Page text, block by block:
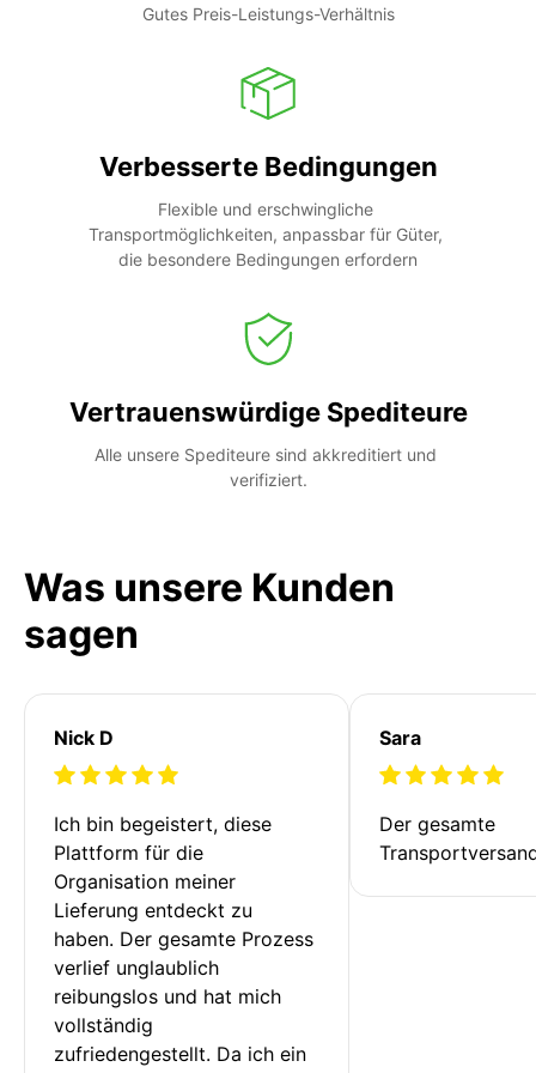
Gutes Preis-Leistungs-Verhältnis
Verbesserte Bedingungen
Flexible und erschwingliche
Transportmöglichkeiten, anpassbar für Güter,
die besondere Bedingungen erfordern
Vertrauenswürdige Spediteure
Alle unsere Spediteure sind akkreditiert und
verifiziert.
Was unsere Kunden
sagen
Nick D
Ich bin begeistert, diese
Plattform für die
Organisation meiner
Lieferung entdeckt zu
haben. Der gesamte Prozess
verlief unglaublich
reibungslos und hat mich
vollständig
zufriedengestellt. Da ich ein
Sara
Der gesamte